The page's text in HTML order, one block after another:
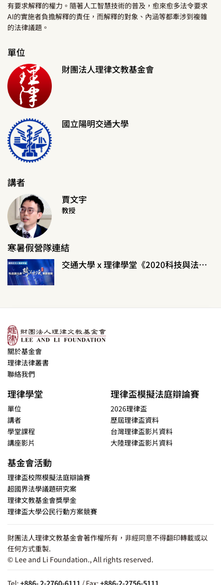
有要求解釋的權力。隨著人工智慧技術的普及，愈來愈多法令要求
AI的實施者負擔解釋的責任，而解釋的對象、內涵等都牽涉到複雜
的法律議題。
單位
財團法人理律文教基金會
國立陽明交通大學
講者
賈文宇
教授
寒暑假營隊連結
交通大學 x 理律學堂《2020科技與法律跨領域寒假營隊》
關於基金會
理律法律叢書
聯絡我們
理律學堂
單位
講者
學堂課程
講座影片
理律盃模擬法庭辯論賽
2026理律盃
歷屆理律盃資料
台灣理律盃影片資料
大陸理律盃影片資料
基金會活動
理律盃校際模擬法庭辯論賽
超國界法學議題研究案
理律文教基金會獎學金
理律盃大學公民行動方案競賽
財團法人理律文教基金會著作權所有，非經同意不得翻印轉載或以
任何方式重製.
© Lee and Li Foundation., All rights reserved.